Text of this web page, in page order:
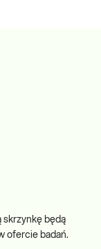
skrzynkę będą
ofercie badań.